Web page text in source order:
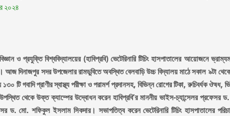
২০২৪
ও প্রযুক্তি বিশ্ববিদ্যালয়ের (হাবিপ্রবি) ভেটেরিনারি টিচিং হাসপাতালের আয়োজনে
আজ দিনাজপুর সদর উপজেলার রামডুবিতে অবস্থিত বেলবাড়ি উচ্চ বিদ্যালয় মাঠে সকাল ৯টা
টি গবাদি প্রাণীর স্বাস্থ্য পরীক্ষা ও পরামর্শ প্রদানসহ, বিভিন্ন রোগের টিকা, রুচিবর্ধক
থেকে উক্ত ক্যাম্পের উদ্বোধন করেন হাবিপ্রবি’র মাননীয় ভাইস-চ্যান্সেলর
ড. মো. শফিকুল ইসলাম সিকদার। সভাপতিত্ব করেন ভেটেরিনারি টিচিং হাসপাতালের